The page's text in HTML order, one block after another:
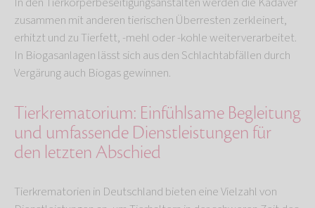
zusammen mit anderen tierischen Überresten zerkleinert,
erhitzt und zu Tierfett, -mehl oder -kohle weiterverarbeitet.
In Biogasanlagen lässt sich aus den Schlachtabfällen durch
Vergärung auch Biogas gewinnen.
Tierkrematorium: Einfühlsame Begleitung
und umfassende Dienstleistungen für
den letzten Abschied
Tierkrematorien in Deutschland bieten eine Vielzahl von